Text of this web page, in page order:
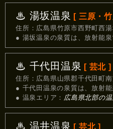
♨ 湯坂温泉 [ 三原・
住所：広島県竹原市西野町西湯
● 湯坂温泉の泉質は、放射能泉
♨ 千代田温泉 [ 芸北 ]
住所：広島県山県郡千代田町
● 千代田温泉の泉質は、放射能
● 温泉エリア： 広島県北部の温
♨ 温井温泉 [ 芸北 ]